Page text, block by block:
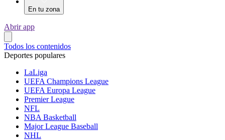
En tu zona
Abrir app
Todos los contenidos
Deportes populares
LaLiga
UEFA Champions League
UEFA Europa League
Premier League
NFL
NBA Basketball
Major League Baseball
NHL